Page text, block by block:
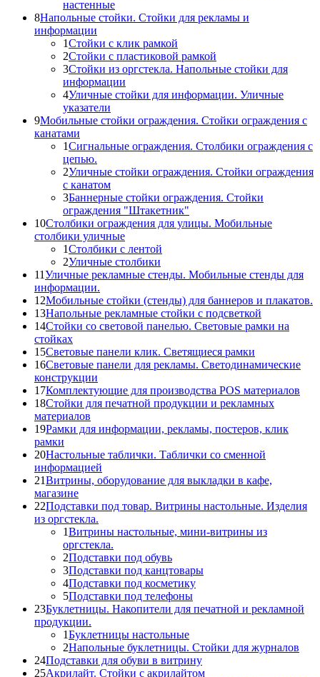
настенные
8Напольные стойки. Стойки для рекламы и
информации
1Стойки с клик рамкой
2Стойки с пластиковой рамкой
3Стойки из оргстекла. Напольные стойки для
информации
4Уличные стойки для информации. Уличные
указатели
9Мобильные стойки ограждения. Стойки ограждения с
канатами
1Сигнальные ограждения. Столбики ограждения с
цепью.
2Уличные стойки ограждения. Стойки ограждения
с канатом
3Баннерные стойки ограждения. Стойки
ограждения "Штакетник"
10Столбики ограждения для улицы. Мобильные
столбики уличные
1Столбики с лентой
2Уличные столбики
11Уличные рекламные стенды. Мобильные стенды для
информации.
12Мобильные стойки (стенды) для баннеров и плакатов.
13Напольные рекламные стойки с подсветкой
14Стойки со световой панелью. Световые рамки на
стойках
15Световые панели клик. Светящиеся рамки
16Световые панели для рекламы. Светодинамические
конструкции
17Комплектующие для производства POS материалов
18Стойки для печатной продукции и рекламных
материалов
19Рамки для информации, рекламы, постеров, клик
рамки
20Настольные таблички. Таблички со сменной
информацией
21Витрины, оборудование для выкладки в кафе,
магазине
22Подставки под товар. Витрины настольные. Изделия
из оргстекла.
1Витрины настольные, мини-витрины из
оргстекла.
2Подставки под обувь
3Подставки под канцтовары
4Подставки под косметику
5Подставки под телефоны
23Буклетницы. Накопители для печатной и рекламной
продукции.
1Буклетницы настольные
2Напольные буклетницы. Стойки для журналов
24Подставки для обуви в витрину
25Акрилайт. Стойки с акрилайтом